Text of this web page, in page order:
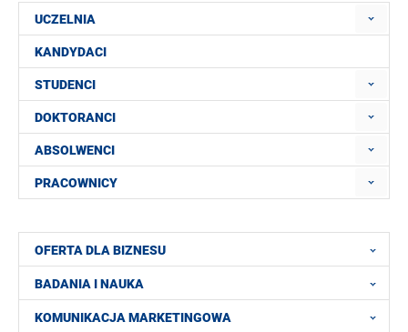
UCZELNIA
KANDYDACI
STUDENCI
DOKTORANCI
ABSOLWENCI
PRACOWNICY
OFERTA DLA BIZNESU
BADANIA I NAUKA
KOMUNIKACJA MARKETINGOWA